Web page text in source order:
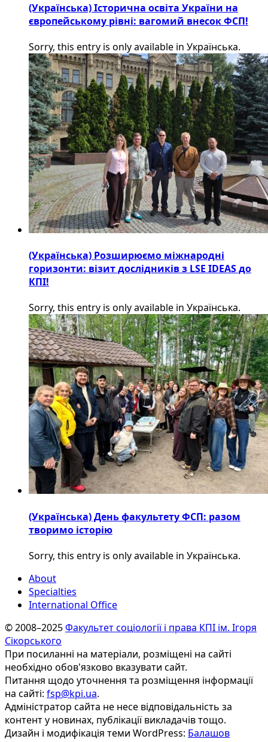
(Українська) Історична освіта України на
європейському рівні: вагомий внесок ФСП!
Sorry, this entry is only available in Українська.
(Українська) Розширюємо міжнародні
горизонти: візит дослідників з LSE IDEAS до
КПІ!
Sorry, this entry is only available in Українська.
(Українська) День факультету ФСП: разом
творимо історію
Sorry, this entry is only available in Українська.
About
Specialties
International Office
© 2008–2025Факультет соціології і права КПІ ім. Ігоря
Сікорського
При посиланні на матеріали, розміщені на сайті
необхідно обов'язково вказувати сайт.
Питання щодо уточнення та розміщення інформації
на сайті: fsp@kpi.ua.
Адміністратор сайта не несе відповідальність за
контент у новинах, публікації викладачів тощо.
Дизайн і модифікація теми WordPress: Балашов